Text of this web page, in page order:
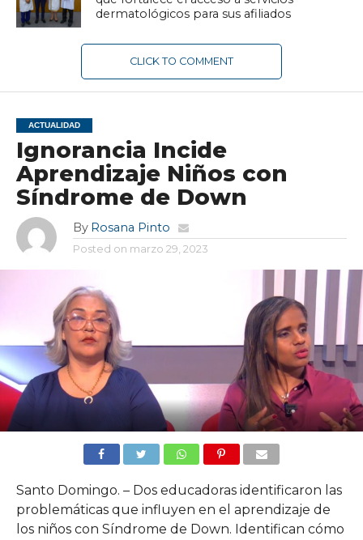
dermatológicos para sus afiliados
CLICK TO COMMENT
ACTUALIDAD
Ignorancia Incide
Aprendizaje Niños con
Síndrome de Down
By Rosana Pinto
Posted on marzo 29, 2023
Santo Domingo. – Dos educadoras identificaron las
problemáticas que influyen en el aprendizaje de
los niños con Síndrome de Down. Identifican cómo